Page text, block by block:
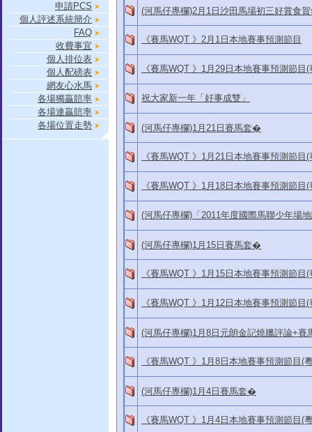
申請PCS
個人評述系統簡介
FAQ
收費事宜
個人排位表
個人配磅表
網友心水馬
各場獨贏賠率
各場連贏賠率
各場位置走勢
(河馬仔專欄)2月1日沙田馬場初三好賞食
《賽馬WQT 》2月1日本地賽事預測節目
《賽馬WQT 》1月29日本地賽事預測節目
祝大家新一年「好事成雙」
(河馬仔專欄)1月21日賽馬套�
《賽馬WQT 》1月21日本地賽事預測節目
《賽馬WQT 》1月18日本地賽事預測節目
(河馬仔專欄)「2011年度國際馬聯少年場
(河馬仔專欄)1月15日賽馬套�
《賽馬WQT 》1月15日本地賽事預測節目
《賽馬WQT 》1月12日本地賽事預測節目
(河馬仔專欄)1月8日元朗金記燒臘評論+
《賽馬WQT 》1月8日本地賽事預測節目(
(河馬仔專欄)1月4日賽馬套�
《賽馬WQT 》1月4日本地賽事預測節目(